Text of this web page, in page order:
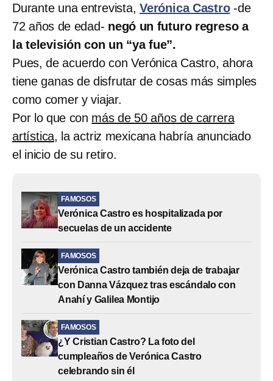
Durante una entrevista, Verónica Castro -de
72 años de edad- negó un futuro regreso a
la televisión con un “ya fue”.
Pues, de acuerdo con Verónica Castro, ahora
tiene ganas de disfrutar de cosas más simples
como comer y viajar.
Por lo que con más de 50 años de carrera
artística, la actriz mexicana habría anunciado
el inicio de su retiro.
FAMOSOS
Verónica Castro es hospitalizada por
secuelas de un accidente
FAMOSOS
Verónica Castro también deja de trabajar
con Danna Vázquez tras escándalo con
Anahí y Galilea Montijo
FAMOSOS
¿Y Cristian Castro? La foto del
cumpleaños de Verónica Castro
celebrando sin él